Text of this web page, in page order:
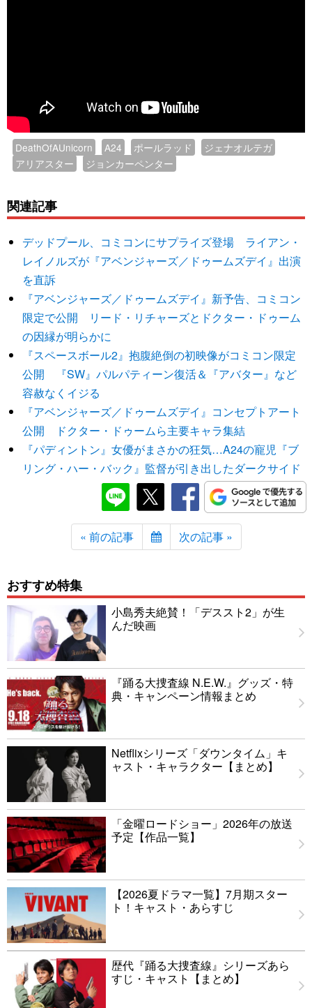
DeathOfAUnicorn A24 ポールラッド
ジェナオルテガ
アリアスター
ジョンカーペンター
関連記事
デッドプール、コミコンにサプライズ登場 ライアン・
レイノルズが『アベンジャーズ／ドゥームズデイ』出演
を直訴
『アベンジャーズ／ドゥームズデイ』新予告、コミコン
限定で公開 リード・リチャーズとドクター・ドゥーム
の因縁が明らかに
『スペースボール2』抱腹絶倒の初映像がコミコン限定
公開 『SW』パルパティーン復活＆『アバター』など
容赦なくイジる
『アベンジャーズ／ドゥームズデイ』コンセプトアート
公開 ドクター・ドゥームら主要キャラ集結
『パディントン』女優がまさかの狂気…A24の寵児『ブ
リング・ハー・バック』監督が引き出したダークサイド
« 前の記事 次の記事 »
おすすめ特集
小島秀夫絶賛！「デススト2」が生
んだ映画
『踊る大捜査線 N.E.W.』グッズ・特
典・キャンペーン情報まとめ
Netflixシリーズ「ダウンタイム」キ
ャスト・キャラクター【まとめ】
「金曜ロードショー」2026年の放送
予定【作品一覧】
【2026夏ドラマ一覧】7月期スター
ト！キャスト・あらすじ
歴代『踊る大捜査線』シリーズあら
すじ・キャスト【まとめ】